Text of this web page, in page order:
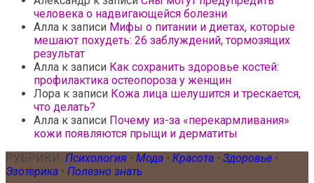
человека о надвигающейся болезни
Алла к записи Мифы о питании и диетах, которые
мешают похудеть: 26 заблуждений, тормозящих
результат
Алла к записи Как сохранить здоровье костей:
профилактика остеопороза у женщин
Лора к записи Кожа лица шелушится и трескается,
что делать?
Алла к записи Почему из-за «перекармливания»
кожи появляются прыщи и дерматиты
РУБРИКИ: Психология • Мода • Красота • Здоровье •
Эзотерика • Полезно знать